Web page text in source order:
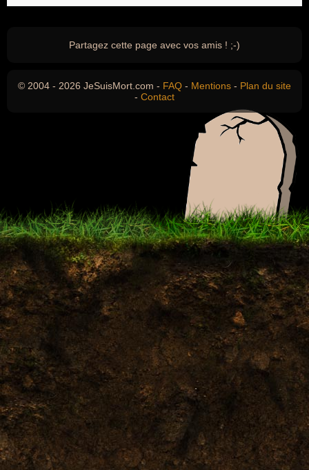
Partagez cette page avec vos amis ! ;-)
© 2004 - 2026 JeSuisMort.com - FAQ - Mentions - Plan du site
- Contact